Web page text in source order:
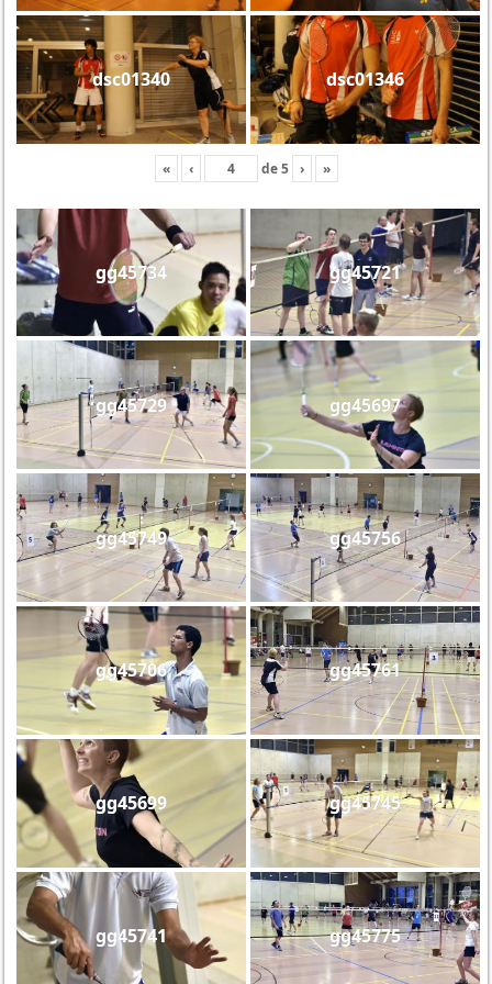
dsc01340 dsc01346
« ‹ de5 › »
gg45734 gg45721
gg45729 gg45697
gg45749 gg45756
gg45706 gg45761
gg45699 gg45745
gg45741 gg45775